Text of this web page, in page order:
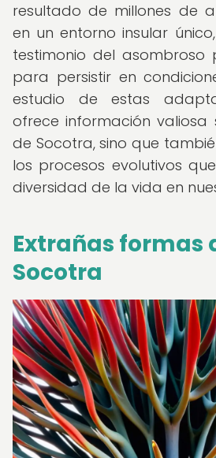
resultado de millones de
en un entorno insular
testimonio del
para persistir en
estudio de estas
ofrece información
de Socotra, sino que
los procesos evolutivos
diversidad de la vida en
Extrañas formas
Socotra